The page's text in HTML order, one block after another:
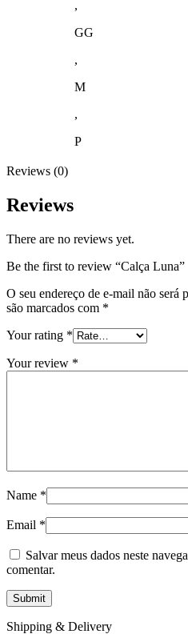
,
GG
,
M
,
P
Reviews (0)
Reviews
There are no reviews yet.
Be the first to review “Calça Luna”
O seu endereço de e-mail não será
são marcados com *
Your rating *
Your review *
Name *
Email *
Salvar meus dados neste
comentar.
Shipping & Delivery